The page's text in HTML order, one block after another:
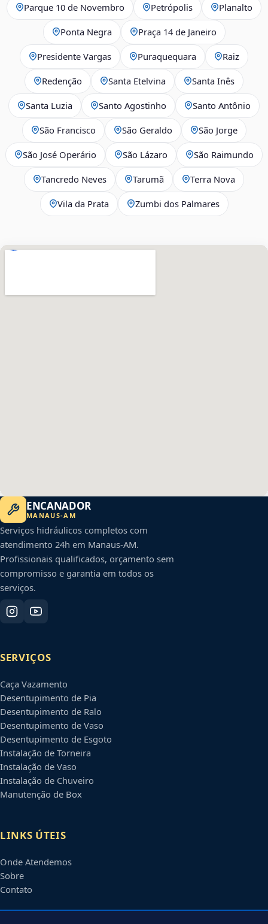
Parque 10 de Novembro Petrópolis Planalto
Ponta Negra Praça 14 de Janeiro
Presidente Vargas Puraquequara Raiz
Redenção Santa Etelvina Santa Inês
Santa Luzia Santo Agostinho Santo Antônio
São Francisco São Geraldo São Jorge
São José Operário São Lázaro São Raimundo
Tancredo Neves Tarumã Terra Nova
Vila da Prata Zumbi dos Palmares
ENCANADOR
MANAUS-AM
Serviços hidráulicos completos com
atendimento 24h em Manaus-AM.
Profissionais qualificados, orçamento sem
compromisso e garantia em todos os
serviços.
SERVIÇOS
Caça Vazamento
Desentupimento de Pia
Desentupimento de Ralo
Desentupimento de Vaso
Desentupimento de Esgoto
Instalação de Torneira
Instalação de Vaso
Instalação de Chuveiro
Manutenção de Box
LINKS ÚTEIS
Onde Atendemos
Sobre
Contato